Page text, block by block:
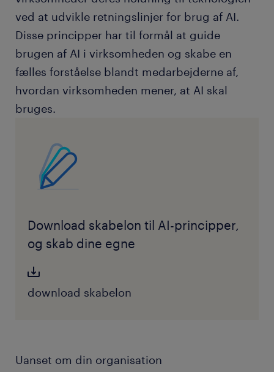
ved at udvikle retningslinjer for brug af AI.
Disse principper har til formål at guide
brugen af AI i virksomheden og skabe en
fælles forståelse blandt medarbejderne af,
hvordan virksomheden mener, at AI skal
bruges.
Download skabelon til AI-principper,
og skab dine egne
download skabelon
Uanset om din organisation